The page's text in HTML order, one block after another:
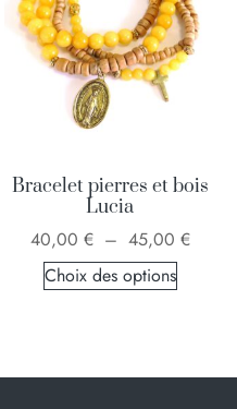
Bracelet pierres et bois
Lucia
40,00 € – 45,00 €
Choix des options